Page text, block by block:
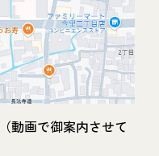
動画で御案内させて